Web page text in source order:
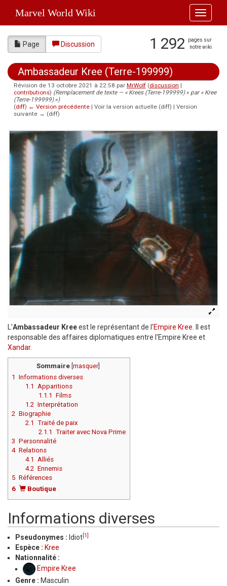
Toggle
Marvel World Wiki
Page Discussion 1 292
pages sur
notre wiki
Ambassadeur Kree (Terre-199999)
Révision de 13 octobre 2021 à 22:58 par MrWolf (discussion |
contributions) (Remplacement de texte — « Krees (Terre-199999) » par « Kree
(Terre-199999) »)
(diff) ← Version précédente| Voir la version actuelle (diff) | Version
suivante → (diff)
L'Ambassadeur Kreeest le représentant de l'Empire Kree. Il est
responsable des affaires diplomatiques entre l'Empire Kree et
Xandar.
Sommaire masquer
1 Informations diverses
1.1 Apparitions
1.1.1
Films
1.2 Interprétation
2 Biographie
2.1 Traité de paix
2.1.1
Traiter avec Nova Prime
3 Personnalité
4 Relations
4.1 Alliés
4.2 Ennemis
5 Références
6
Boutique
Informations diverses
Pseudonymes : Idiot [1]
Espèce : Kree
Nationnalité :
Empire Kree
Genre : Masculin